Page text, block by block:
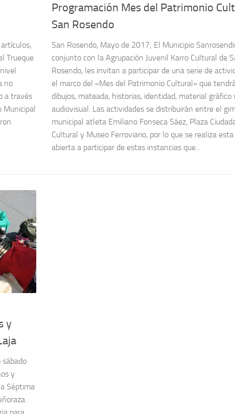
Trueque
no
a través
Municipal
Programación Mes del Patrimonio
San Rosendo
San Rosendo, Mayo de 2017; El Municipio
conjunto con la Agrupación Juvenil Karro Cultural de
Rosendo, les invitan a participar de una serie de
el marco del «Mes del Patrimonio Cultural» que
dibujos, mateada, historias, identidad, material gráfico
audiovisual. Las actividades se distribuirán entre el
municipal atleta Emiliano Fonseca Sáez, Plaza
Cultural y Museo Ferroviario, por lo que se realiza
abierta a participar de estas instancias que...
y
y
Séptima